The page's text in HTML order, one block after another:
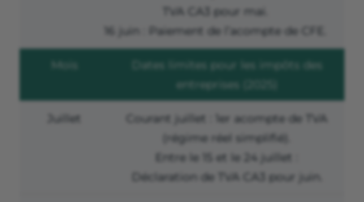
TVA CA3 pour mai.
16 juin : Paiement de l’acompte de CFE.
Mois
Dates limites pour les impôts des
entreprises (2025)
Juillet Courant juillet : 1er acompte de TVA
(régime réel simplifié).
Entre le 15 et le 24 juillet :
Déclaration de TVA CA3 pour juin.